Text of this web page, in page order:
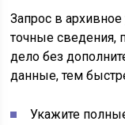
Запрос в
точные сведения,
дело без
данные, тем
Укажите